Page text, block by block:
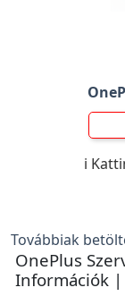
ℹ️
Továbbiak
OnePlus
Információk |